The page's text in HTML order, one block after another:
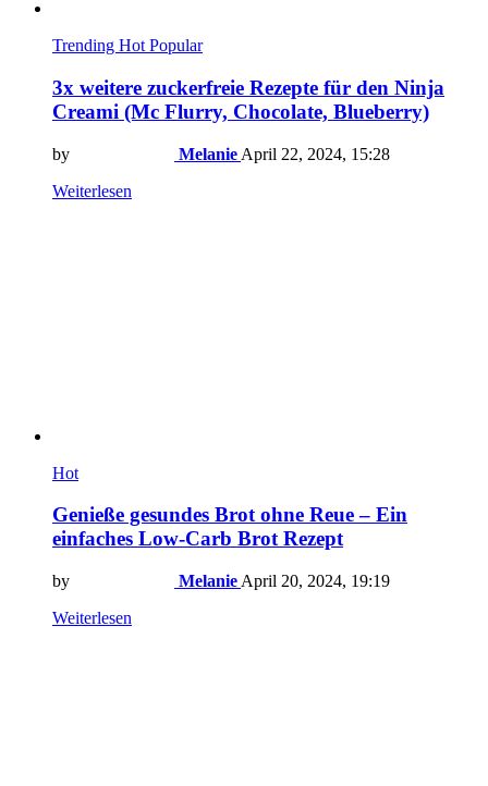
Trending Hot Popular
3x weitere zuckerfreie Rezepte für den Ninja
Creami (Mc Flurry, Chocolate, Blueberry)
by Melanie April 22, 2024, 15:28
Weiterlesen
Hot
Genieße gesundes Brot ohne Reue – Ein
einfaches Low-Carb Brot Rezept
by Melanie April 20, 2024, 19:19
Weiterlesen